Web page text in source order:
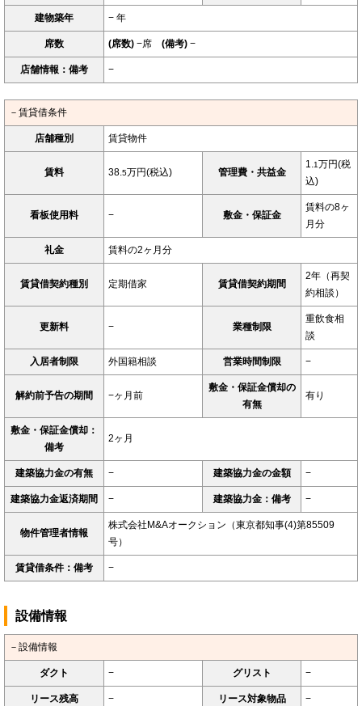
建物築年 − 年
席数 (席数) −席 (備考) −
店舗情報：備考 −
－賃貸借条件
店舗種別 賃貸物件
賃料 38.5万円(税込) 管理費・共益金
1.1万円(税
込)
看板使用料 − 敷金・保証金
賃料の8ヶ
月分
礼金 賃料の2ヶ月分
賃貸借契約種別 定期借家 賃貸借契約期間
2年（再契
約相談）
更新料 − 業種制限
重飲食相
談
入居者制限 外国籍相談 営業時間制限 −
解約前予告の期間 −ヶ月前
敷金・保証金償却の
有無
有り
敷金・保証金償却：
備考
2ヶ月
建築協力金の有無 − 建築協力金の金額 −
建築協力金返済期間 − 建築協力金：備考 −
物件管理者情報
株式会社M&Aオークション（東京都知事(4)第85509
号）
賃貸借条件：備考 −
設備情報
－設備情報
ダクト − グリスト −
リース残高 − リース対象物品 −